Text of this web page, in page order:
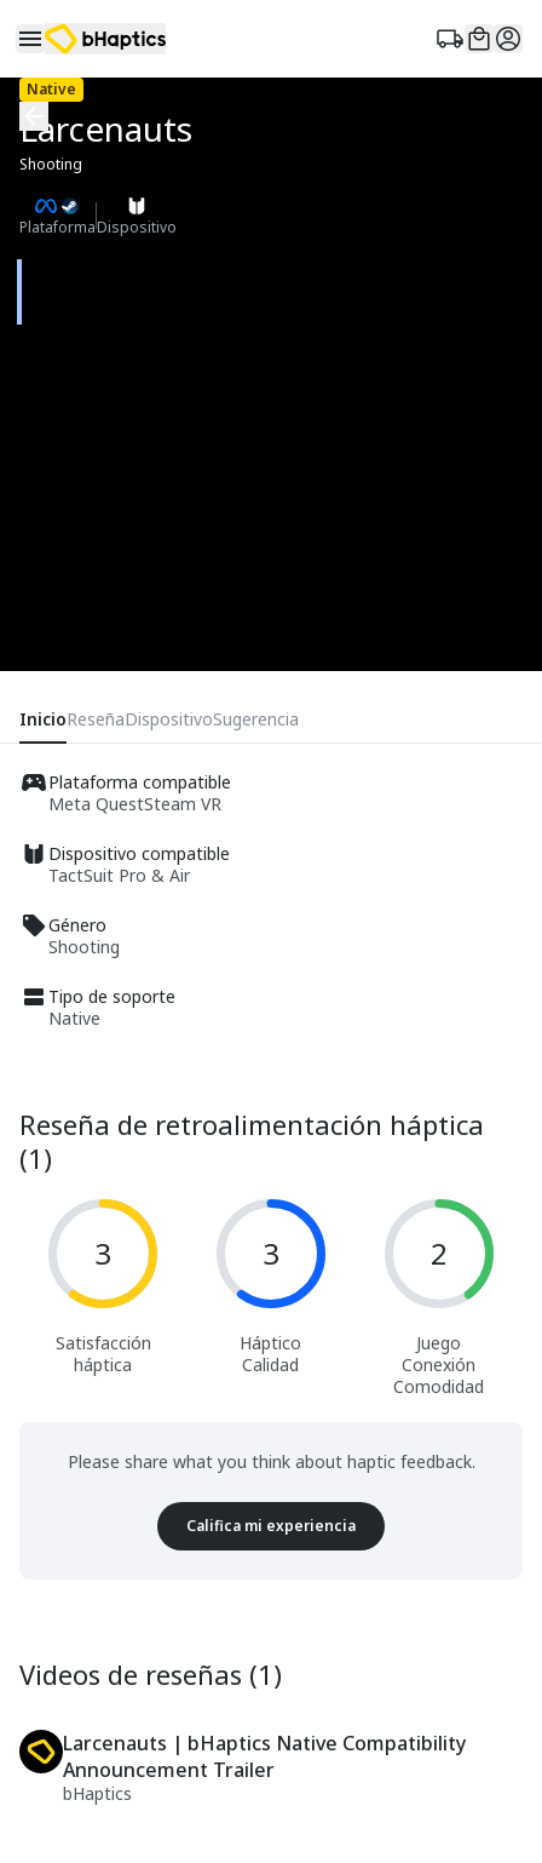
Native
Larcenauts
Shooting
PlataformaDispositivo
InicioReseñaDispositivoSugerencia
Plataforma compatible
Meta QuestSteam VR
Dispositivo compatible
TactSuit Pro & Air
Género
Shooting
Tipo de soporte
Native
Reseña de retroalimentación háptica
(1)
3
Satisfacción
háptica
3
Háptico
Calidad
2
Juego
Conexión
Comodidad
Please share what you think about haptic feedback.
Califica mi experiencia
Videos de reseñas (1)
Larcenauts | bHaptics Native Compatibility
Announcement Trailer
bHaptics